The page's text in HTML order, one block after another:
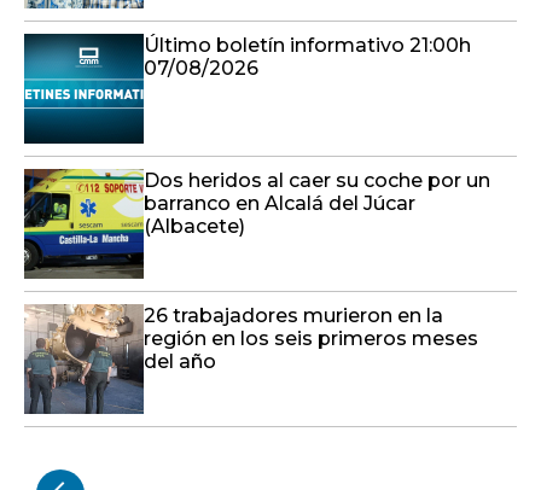
Último boletín informativo 21:00h
07/08/2026
Dos heridos al caer su coche por un
barranco en Alcalá del Júcar
(Albacete)
26 trabajadores murieron en la
región en los seis primeros meses
del año